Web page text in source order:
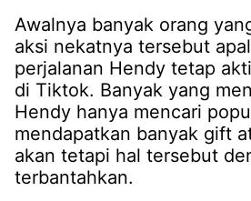
Awalnya banyak orang
aksi nekatnya tersebut
perjalanan Hendy tetap
di Tiktok. Banyak yang
Hendy hanya mencari
mendapatkan banyak gift
akan tetapi hal tersebut
terbantahkan.